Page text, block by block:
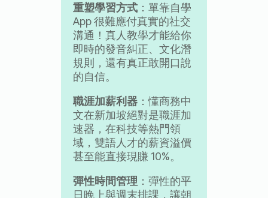
重塑學習方式：單靠自學
App 很難應付真實的社交
溝通！真人教學才能給你
即時的發音糾正、文化潛
規則，還有真正敢開口說
的自信。
職涯加薪利器：懂商務中
文在新加坡絕對是職涯加
速器，在科技等熱門領
域，雙語人才的薪資溢價
甚至能直接現賺 10%。
彈性時間管理 ：彈性的平
日晚上與週末排課，讓朝